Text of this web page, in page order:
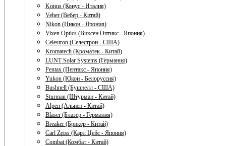
Konus (Конус - Италия)
Veber (Вебер - Китай)
Nikon (Никон - Япония)
Vixen Optics (Виксен Оптикс - Япония)
Celestron (Селестрон - США)
Kromatech (Кроматек - Китай)
LUNT Solar Systems (Германия)
Pentax (Пентакс - Япония)
Yukon (Юкон - Белоруссия)
Bushnell (Бушнелл - США)
Sturman (Штурман - Китай)
Alpen (Альпен - Китай)
Blaser (Блазер - Германия)
Breaker (Брикер - Китай)
Carl Zeiss (Карл Цейс - Япония)
Combat (Комбат - Китай)